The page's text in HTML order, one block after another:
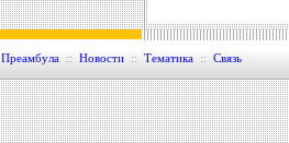
Преамбула:: Новости:: Тематика:: Связь